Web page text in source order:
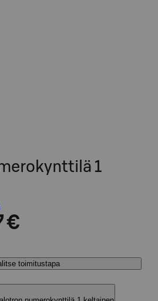
1
€
toimitustapa